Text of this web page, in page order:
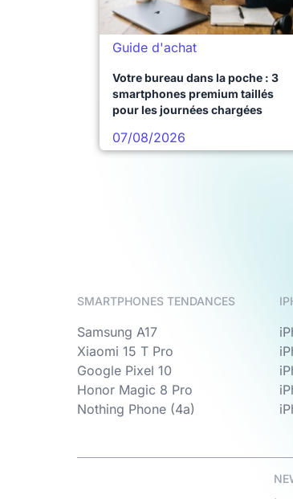
Guide d'achat
Votre bureau dans la poche : 3
smartphones premium taillés
pour les journées chargées
07/08/2026
SMARTPHONES TENDANCES
Samsung A17
Xiaomi 15 T Pro
Google Pixel 10
Honor Magic 8 Pro
Nothing Phone (4a)